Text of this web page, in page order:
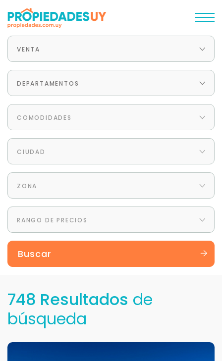
VENTA
DEPARTAMENTOS
COMODIDADES
CIUDAD
ZONA
RANGO DE PRECIOS
Buscar
748 Resultados de
búsqueda